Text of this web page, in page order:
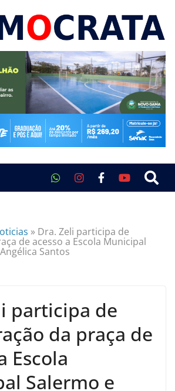
» Dra. Zeli participa de
de acesso a Escola Municipal
Santos
participa de
da praça de
Escola
Salermo e